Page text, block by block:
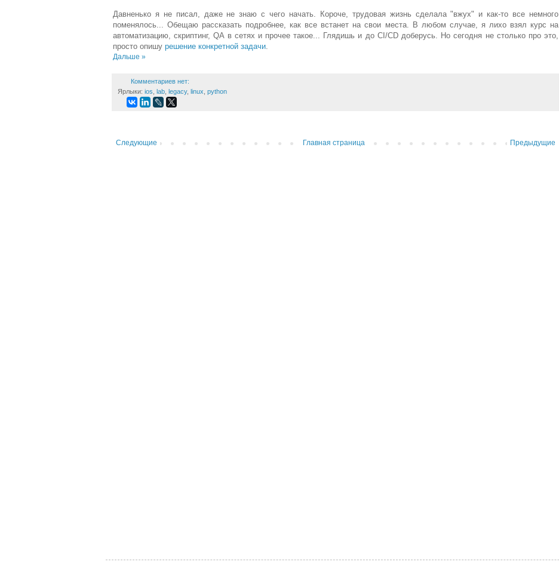
Давненько я не писал, даже не знаю с чего начать. Короче, трудовая жизнь сделала "вжух" и как-то все немного
поменялось... Обещаю рассказать подробнее, как все встанет на свои места. В любом случае, я лихо взял курс на
автоматизацию, скриптинг, QA в сетях и прочее такое... Глядишь и до CI/CD доберусь. Но сегодня не столько про это,
просто опишу решение конкретной задачи
Дальше »
Комментариев нет:
Ярлыки: ios lab legacy, linux python
Следующие Предыдущие
Главная страница